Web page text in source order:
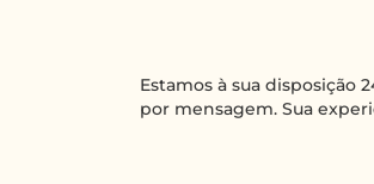
Estamos à sua disposição
por mensagem. Sua